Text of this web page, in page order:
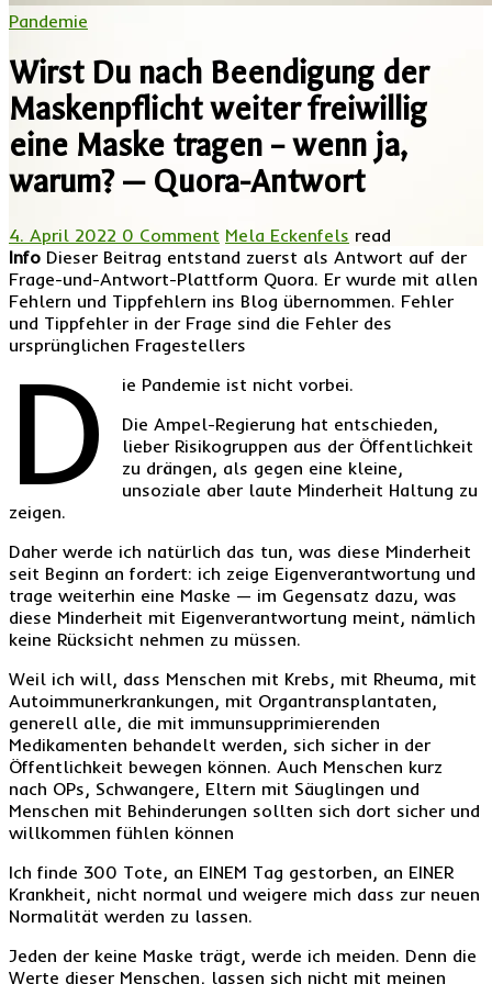
Pandemie
Wirst Du nach Beendigung der
Maskenpflicht weiter freiwillig
eine Maske tragen – wenn ja,
warum? — Quora-Antwort
4. April 2022 0 Comment Mela Eckenfels read
Info Dieser Beitrag entstand zuerst als Antwort auf der
Frage-und-Antwort-Plattform Quora. Er wurde mit allen
Fehlern und Tippfehlern ins Blog übernommen. Fehler
und Tippfehler in der Frage sind die Fehler des
ursprünglichen Fragestellers
D
ie Pandemie ist nicht vorbei.
Die Ampel-Regierung hat entschieden,
lieber Risikogruppen aus der Öffentlichkeit
zu drängen, als gegen eine kleine,
unsoziale aber laute Minderheit Haltung zu
zeigen.
Daher werde ich natürlich das tun, was diese Minderheit
seit Beginn an fordert: ich zeige Eigenverantwortung und
trage weiterhin eine Maske — im Gegensatz dazu, was
diese Minderheit mit Eigenverantwortung meint, nämlich
keine Rücksicht nehmen zu müssen.
Weil ich will, dass Menschen mit Krebs, mit Rheuma, mit
Autoimmunerkrankungen, mit Organtransplantaten,
generell alle, die mit immunsupprimierenden
Medikamenten behandelt werden, sich sicher in der
Öffentlichkeit bewegen können. Auch Menschen kurz
nach OPs, Schwangere, Eltern mit Säuglingen und
Menschen mit Behinderungen sollten sich dort sicher und
willkommen fühlen können
Ich finde 300 Tote, an EINEM Tag gestorben, an EINER
Krankheit, nicht normal und weigere mich dass zur neuen
Normalität werden zu lassen.
Jeden der keine Maske trägt, werde ich meiden. Denn die
Werte dieser Menschen, lassen sich nicht mit meinen